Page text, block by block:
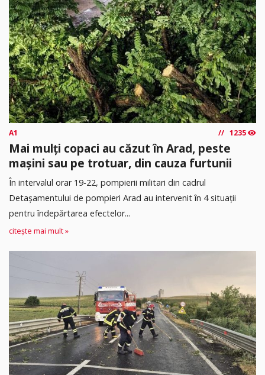
A1 1235
Mai mulți copaci au căzut în Arad, peste
mașini sau pe trotuar, din cauza furtunii
În intervalul orar 19-22, pompierii militari din cadrul
Detașamentului de pompieri Arad au intervenit în 4 situații
pentru îndepărtarea efectelor...
citește mai mult »